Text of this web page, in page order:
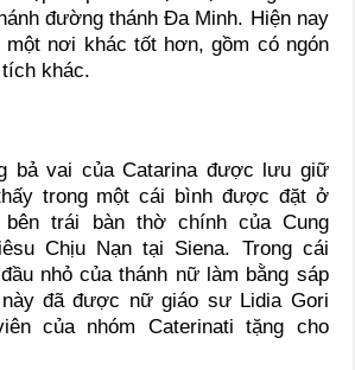
đường thánh Đa Minh. Hiện nay
nơi khác tốt hơn, gồm có ngón
khác.
bả vai của Catarina được lưu giữ
trong một cái bình được đặt ở
trái bàn thờ chính của Cung
Chịu Nạn tại Siena. Trong cái
nhỏ của thánh nữ làm bằng sáp
đã được nữ giáo sư Lidia Gori
của nhóm Caterinati tặng cho